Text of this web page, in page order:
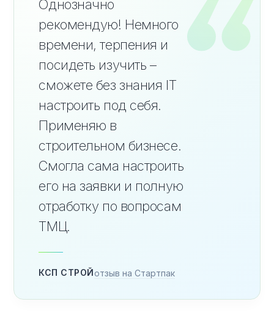
Однозначно
рекомендую! Немного
времени, терпения и
посидеть изучить –
сможете без знания IT
настроить под себя.
Применяю в
строительном бизнесе.
Смогла сама настроить
его на заявки и полную
отработку по вопросам
ТМЦ.
КСП СТРОЙотзыв на Стартпак